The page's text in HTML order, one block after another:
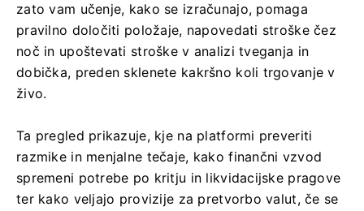
zato vam učenje, kako se izračunajo, pomaga
pravilno določiti položaje, napovedati stroške čez
noč in upoštevati stroške v analizi tveganja in
dobička, preden sklenete kakršno koli trgovanje v
živo.
Ta pregled prikazuje, kje na platformi preveriti
razmike in menjalne tečaje, kako finančni vzvod
spremeni potrebe po kritju in likvidacijske pragove
ter kako veljajo provizije za pretvorbo valut, če se